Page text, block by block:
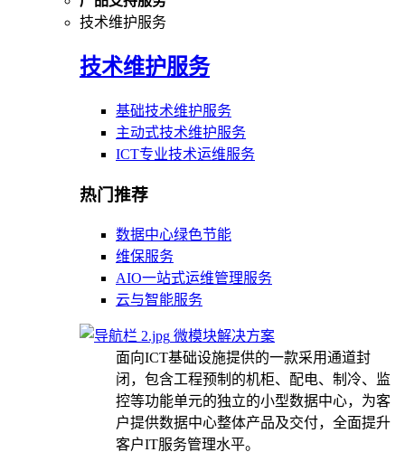
技术维护服务
技术维护服务
基础技术维护服务
主动式技术维护服务
ICT专业技术运维服务
热门推荐
数据中心绿色节能
维保服务
AIO一站式运维管理服务
云与智能服务
微模块解决方案
面向ICT基础设施提供的一款采用通道封
闭，包含工程预制的机柜、配电、制冷、监
控等功能单元的独立的小型数据中心，为客
户提供数据中心整体产品及交付，全面提升
客户IT服务管理水平。